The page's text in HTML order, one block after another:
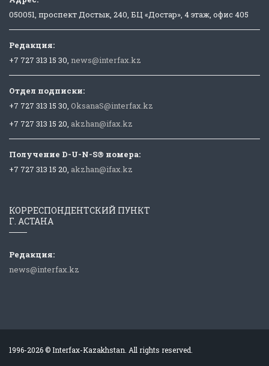
050051, проспект Достык, 240, БЦ «Достар», 4 этаж, офис 405
Редакция:
+7 727 313 15 30, news@interfax.kz
Отдел подписки:
+7 727 313 15 30, OksanaS@interfax.kz
+7 727 313 15 20, akzhan@ifax.kz
Получение D-U-N-S® номера:
+7 727 313 15 20, akzhan@ifax.kz
КОРРЕСПОНДЕНТСКИЙ ПУНКТ
Г. АСТАНА
Редакция:
news@interfax.kz
1996-2026 © Interfax-Kazakhstan. All rights reserved.